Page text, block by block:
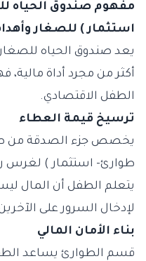
مفهوم صندوق الحياه
استثمار ) للصغار
يعد صندوق الحياه
أكثر من مجرد أداة مالية،
الطفل الاقتصادي.
ترسيخ قيمة العطاء
يخصص جزء الصدقة من
طوارئ- استثمار ) لغرس
يتعلم الطفل أن المال
لإدخال السرور على
بناء الأمان المالي
قسم الطوارئ يساعد